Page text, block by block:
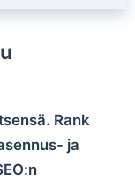
Rank
ja